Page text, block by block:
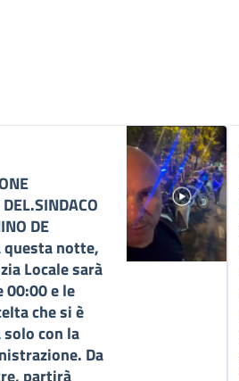
DE
questa notte,
Locale sarà
e le
che si è
con la
Da
partirà